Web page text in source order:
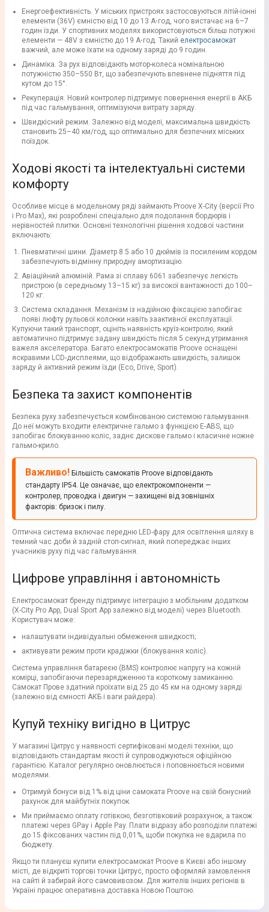
Енергоефективність. У міських пристроях застосовуються літій-іонні
елементи (36V) ємністю від 10 до 13 А⋅год, чого вистачає на 6–7
годин їзди. У спортивних моделях використовуються більш потужні
елементи — 48V з ємністю до 19 А⋅год. Такий електросамокат
важчий, але може їхати на одному заряді до 9 годин.
Динаміка. За рух відповідають мотор-колеса номінальною
потужністю 350–550 Вт, що забезпечують впевнене підняття під
кутом до 15°.
Рекуперація. Новий контролер підтримує повернення енергії в АКБ
під час гальмування, оптимізуючи витрату заряду.
Швидкісний режим. Залежно від моделі, максимальна швидкість
становить 25–40 км/год, що оптимально для безпечних міських
поїздок.
Ходові якості та інтелектуальні системи
комфорту
Особливе місце в модельному ряді займають Proove X-City (версії Pro
і Pro Max), які розроблені спеціально для подолання бордюрів і
нерівностей плитки. Основні технологічні рішення ходової частини
включають:
Пневматичні шини. Діаметр 8.5 або 10 дюймів із посиленим кордом
забезпечують відмінну природну амортизацію.
Авіаційний алюміній. Рама зі сплаву 6061 забезпечує легкість
пристрою (в середньому 13–15 кг) за високої вантажності до 100–
120 кг.
Система складання. Механізм із надійною фіксацією запобігає
появі люфту рульової колонки навіть заактивної експлуатації.
Купуючи такий транспорт, оцініть наявність круїз-контролю, який
автоматично підтримує задану швидкість після 5 секунд утримання
важеля акселератора. Багато електросамокатів Proove оснащені
яскравими LCD-дисплеями, що відображають швидкість, залишок
заряду й активний режим їзди (Eco, Drive, Sport).
Безпека та захист компонентів
Безпека руху забезпечується комбінованою системою гальмування.
До неї можуть входити електричне гальмо з функцією E-ABS, що
запобігає блокуванню коліс, заднє дискове гальмо і класичне ножне
гальмо-крило.
Важливо! Більшість самокатів Proove відповідають
стандарту IP54. Це означає, що електрокомпоненти —
контролер, проводка і двигун — захищені від зовнішніх
факторів: бризок і пилу.
Оптична система включає передню LED-фару для освітлення шляху в
темний час доби й задній стоп-сигнал, який попереджає інших
учасників руху під час гальмування.
Цифрове управління і автономність
Електросамокат бренду підтримує інтеграцію з мобільним додатком
(X-City Pro App, Dual Sport App залежно від моделі) через Bluetooth.
Користувач може:
налаштувати індивідуальні обмеження швидкості;
активувати режим проти крадіжки (блокування коліс).
Система управління батареєю (BMS) контролює напругу на кожній
комірці, запобігаючи перезарядженню та короткому замиканню.
Самокат Прове здатний проїхати від 25 до 45 км на одному заряді
(залежно від ємності АКБ і ваги райдера).
Купуй техніку вигідно в Цитрус
У магазині Цитрус у наявності сертифіковані моделі техніки, що
відповідають стандартам якості й супроводжуються офіційною
гарантією. Каталог регулярно оновлюється і поповнюється новими
моделями.
Отримуй бонуси від 1% від ціни самоката Proove на свій бонусний
рахунок для майбутніх покупок.
Ми приймаємо оплату готівкою, безготівковий розрахунок, а також
платежі через GPay і Apple Pay. Плати відразу або розподіли платежі
до 15 фіксованих частин під 0,01%, щоби покупка не вдарила по
бюджету.
Якщо ти плануєш купити електросамокат Proove в Києві або іншому
місті, де відкриті торгові точки Цитрус, просто оформляй замовлення
на сайті й забирай його самовивозом. Для жителів інших регіонів в
Україні працює оперативна доставка Новою Поштою.